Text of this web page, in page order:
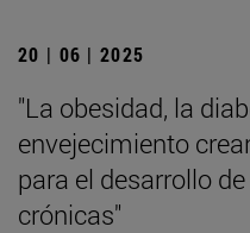
20 | 06 | 2025
"La obesidad, la
envejecimiento
para el desarrollo
crónicas"